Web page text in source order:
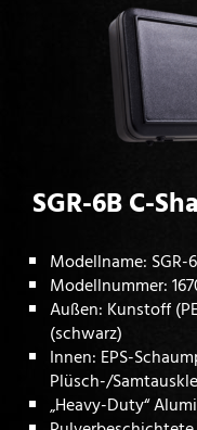
SGR-6B C-
Modellname: SGR-
Modellnummer:
Außen: Kunstoff
(schwarz)
Innen: EPS-
Plüsch-/
„Heavy-Duty“